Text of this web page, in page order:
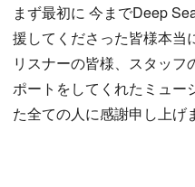
まず最初に 今までDeep
援してくださった皆様本当
リスナーの皆様、スタッ
ポートをしてくれたミュー
た全ての人に感謝申し上げ